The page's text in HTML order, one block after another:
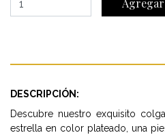
DESCRIPCIÓN:
Descubre nuestro exquisito
estrella en color plateado, una